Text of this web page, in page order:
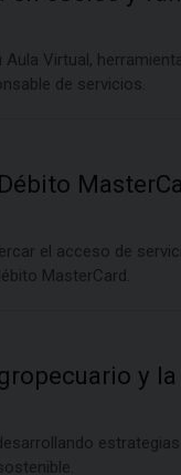
Virtual,
de servicios.
el acceso de
MasterCard.
y